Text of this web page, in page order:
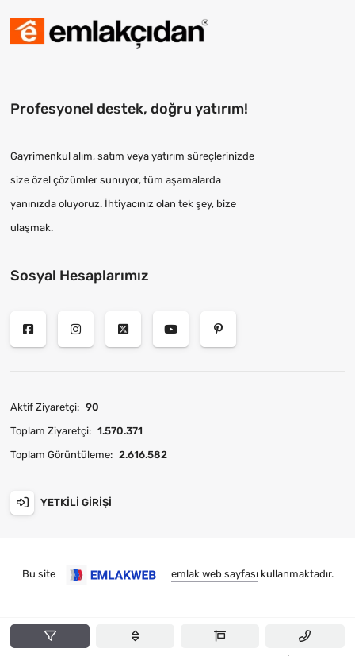
Profesyonel destek, doğru yatırım!
Gayrimenkul alım, satım veya yatırım süreçlerinizde
size özel çözümler sunuyor, tüm aşamalarda
yanınızda oluyoruz. İhtiyacınız olan tek şey, bize
ulaşmak.
Sosyal Hesaplarımız
Aktif Ziyaretçi: 90
Toplam Ziyaretçi: 1.570.371
Toplam Görüntüleme: 2.616.582
YETKILI GIRIŞI
Bu site emlak web sayfasıkullanmaktadır.